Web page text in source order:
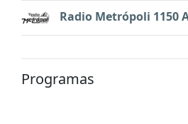
Radio Metrópoli 1150
Programas